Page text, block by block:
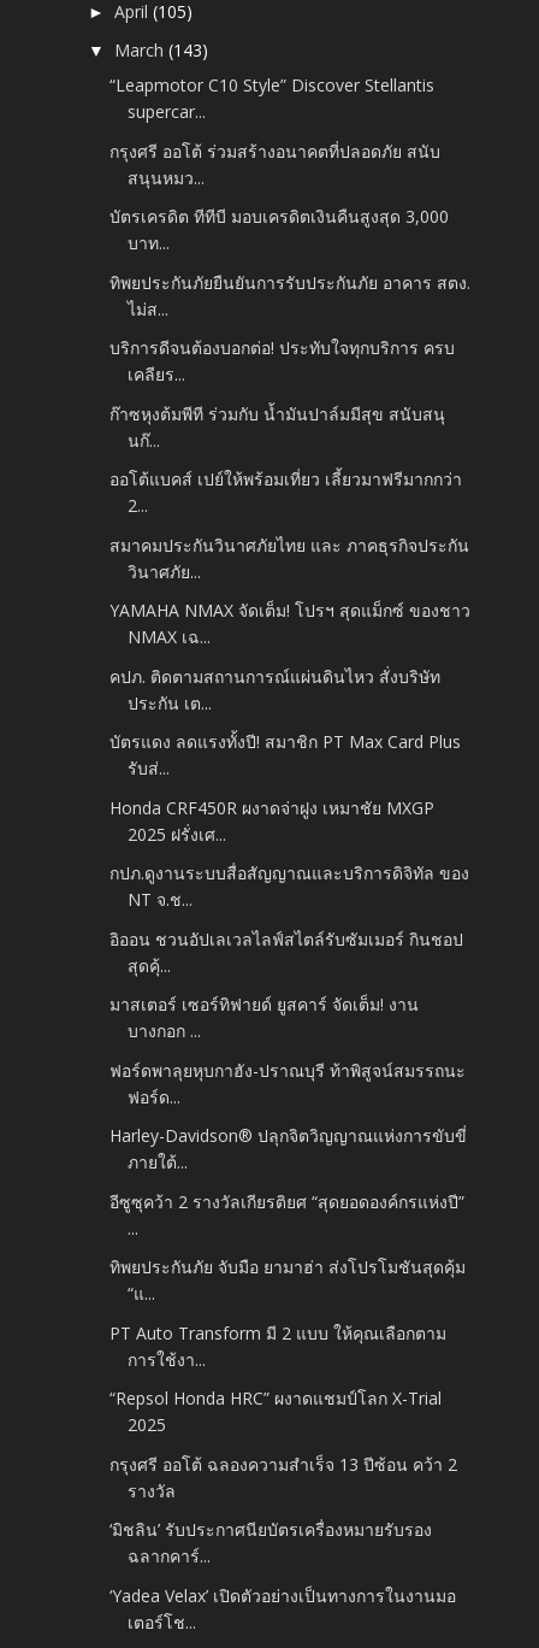
►April(105)
▼ March(143)
“Leapmotor C10 Style” Discover Stellantis
supercar...
กรุงศรี ออโต้ ร่วมสร้างอนาคตที่ปลอดภัย สนับ
สนุนหมว...
บัตรเครดิต ทีทีบี มอบเครดิตเงินคืนสูงสุด 3,000
บาท...
ทิพยประกันภัยยืนยันการรับประกันภัย อาคาร สตง.
ไม่ส...
บริการดีจนต้องบอกต่อ! ประทับใจทุกบริการ ครบ
เคลียร...
ก๊าซหุงต้มพีที ร่วมกับ น้ำมันปาล์มมีสุข สนับสนุ
นก๊...
ออโต้แบคส์ เปย์ให้พร้อมเที่ยว เลี้ยวมาฟรีมากกว่า
2...
สมาคมประกันวินาศภัยไทย และ ภาคธุรกิจประกัน
วินาศภัย...
YAMAHA NMAX จัดเต็ม! โปรฯ สุดแม็กซ์ ของชาว
NMAX เฉ...
คปภ. ติดตามสถานการณ์แผ่นดินไหว สั่งบริษัท
ประกัน เต...
บัตรแดง ลดแรงทั้งปี! สมาชิก PT Max Card Plus
รับส่...
Honda CRF450R ผงาดจ่าฝูง เหมาชัย MXGP
2025 ฝรั่งเศ...
กปภ.ดูงานระบบสื่อสัญญาณและบริการดิจิทัล ของ
NT จ.ช...
อิออน ชวนอัปเลเวลไลฟ์สไตล์รับซัมเมอร์ กินชอป
สุดคุ้...
มาสเตอร์ เซอร์ทิฟายด์ ยูสคาร์ จัดเต็ม! งาน
บางกอก ...
ฟอร์ดพาลุยหุบกาฮัง-ปราณบุรี ท้าพิสูจน์สมรรถนะ
ฟอร์ด...
Harley-Davidson® ปลุกจิตวิญญาณแห่งการขับขี่
ภายใต้...
อีซูซุคว้า 2 รางวัลเกียรติยศ “สุดยอดองค์กรแห่งปี”
...
ทิพยประกันภัย จับมือ ยามาฮ่า ส่งโปรโมชันสุดคุ้ม
“แ...
PT Auto Transform มี 2 แบบ ให้คุณเลือกตาม
การใช้งา...
“Repsol Honda HRC” ผงาดแชมป์โลก X-Trial
2025
กรุงศรี ออโต้ ฉลองความสำเร็จ 13 ปีซ้อน คว้า 2
รางวัล
‘มิชลิน’ รับประกาศนียบัตรเครื่องหมายรับรอง
ฉลากคาร์...
‘Yadea Velax’ เปิดตัวอย่างเป็นทางการในงานมอ
เตอร์โช...